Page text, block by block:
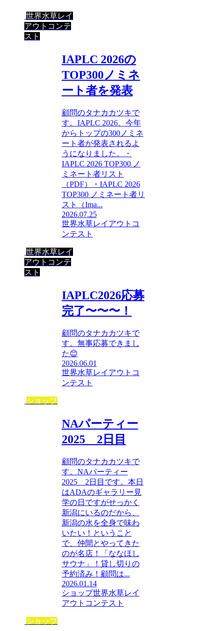
世界水草レイ
アウトコンテ
スト
IAPLC 2026の
TOP300ノミネ
ート者を発表
顧問のタナカカツキで
す。IAPLC 2026、今年
からトップの300ノミネ
ート者が発表されるよ
うになりました。・
IAPLC 2026 TOP300 ノ
ミネート者リスト
（PDF）・IAPLC 2026
TOP300 ノミネート者リ
スト（Ima...
2026.07.25
世界水草レイアウトコ
ンテスト
世界水草レイ
アウトコンテ
スト
IAPLC2026応募
完了〜〜〜！
顧問のタナカカツキで
す。無事応募できまし
た😊
2026.06.01
世界水草レイアウトコ
ンテスト
ショップ
NAパーティー
2025 2日目
顧問のタナカカツキで
す。NAパーティー
2025 2日目です。本日
はADAのギャラリー見
学の日ですがせっかく
新潟にいるのだから、
新潟の水を全身で味わ
いたい！ということ
で、仲間とやってきた
のが名店！「ななほし
サウナ」！貸し切りの
予約済み！顧問は...
2026.01.14
ショップ世界水草レイ
アウトコンテスト
ショップ